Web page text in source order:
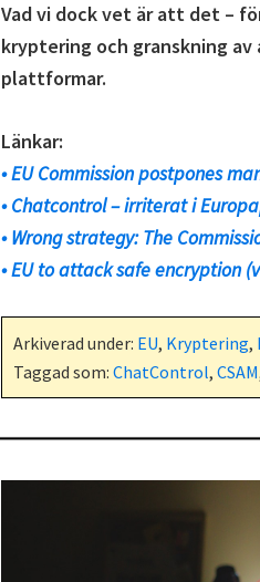
Vad vi dock vet är att det –
kryptering och granskning
plattformar.
Länkar:
• EU Commission postpones
• Chatcontrol – irriterat i
• Wrong strategy: The
• EU to attack safe encryption
Arkiverad under: EU, Kryptering,
Taggad som: ChatControl, CSAM